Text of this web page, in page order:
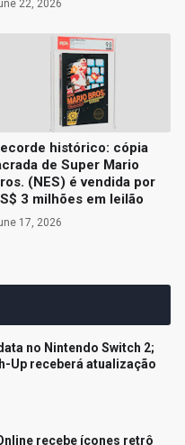
22, 2026
histórico: cópia
de Super Mario
(NES) é vendida por
3 milhões em leilão
17, 2026
no Nintendo Switch 2;
Up receberá atualização
recebe ícones retrô